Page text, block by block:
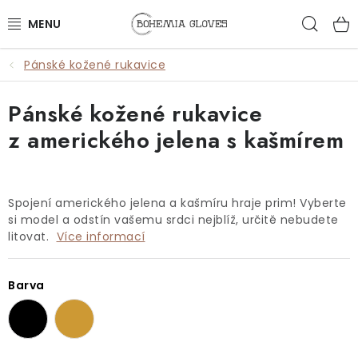
na
ŽENY
MUŽI
DOPLŇKY
DÁRKOVÉ POUKAZY
VŠECHNY PRODUKTY
Pánské kožené rukavice
Spojení amerického jelena a kašmíru hraje prim! Vyberte
si model a odstín vašemu srdci nejblíž, určitě nebudete
litovat. Více informací
Barva
Pánské kožené rukavice
z amerického jelena s kašmírem